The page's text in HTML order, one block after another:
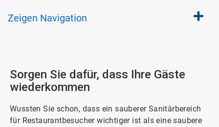
Zeigen Navigation
Sorgen Sie dafür, dass Ihre Gäste
wiederkommen
Wussten Sie schon, dass ein sauberer Sanitärbereich
für Restaurantbesucher wichtiger ist als eine saubere